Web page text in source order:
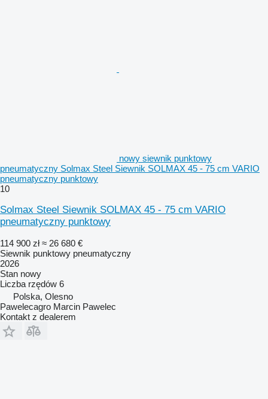
nowy siewnik punktowy
pneumatyczny Solmax Steel Siewnik SOLMAX 45 - 75 cm VARIO
pneumatyczny punktowy
10
Solmax Steel Siewnik SOLMAX 45 - 75 cm VARIO
pneumatyczny punktowy
114 900 zł ≈ 26 680 €
Siewnik punktowy pneumatyczny
2026
Stan nowy
Liczba rzędów 6
Polska, Olesno
Pawelecagro Marcin Pawelec
Kontakt z dealerem